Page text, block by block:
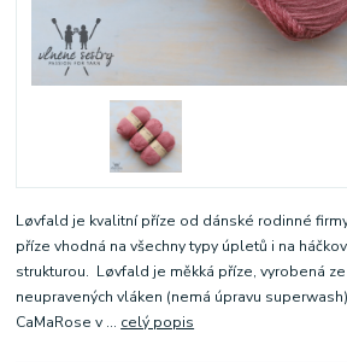
Løvfald je kvalitní příze od dánské rodinné
příze vhodná na všechny typy úpletů i na
strukturou. Løvfald je měkká příze, vyrobená
neupravených vláken (nemá úpravu
CaMaRose v ... celý popis